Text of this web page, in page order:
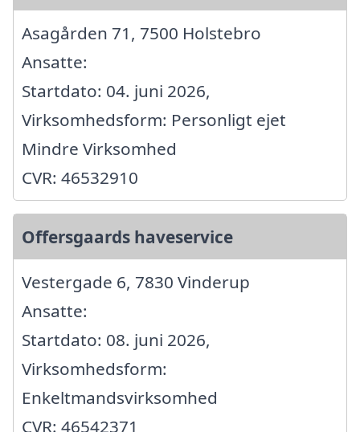
Asagården 71, 7500 Holstebro
Ansatte:
Startdato: 04. juni 2026,
Virksomhedsform: Personligt ejet
Mindre Virksomhed
CVR: 46532910
Offersgaards haveservice
Vestergade 6, 7830 Vinderup
Ansatte:
Startdato: 08. juni 2026,
Virksomhedsform:
Enkeltmandsvirksomhed
CVR: 46542371